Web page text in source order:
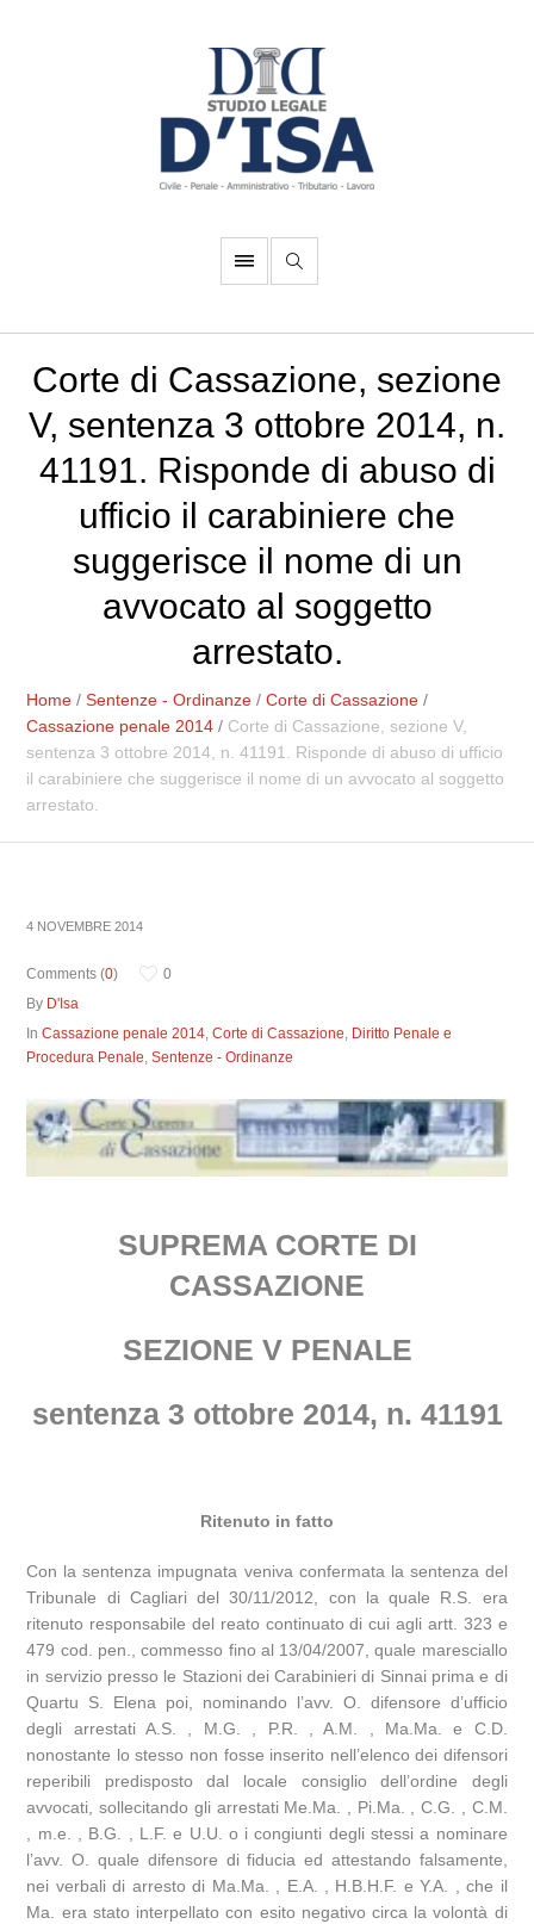
Corte di Cassazione, sezione
V, sentenza 3 ottobre 2014, n.
41191. Risponde di abuso di
ufficio il carabiniere che
suggerisce il nome di un
avvocato al soggetto
arrestato.
Home /Sentenze - Ordinanze /Corte di Cassazione /
Cassazione penale 2014 / Corte di Cassazione, sezione V,
sentenza 3 ottobre 2014, n. 41191. Risponde di abuso di ufficio
il carabiniere che suggerisce il nome di un avvocato al soggetto
arrestato.
4 NOVEMBRE 2014
Comments (0)
0
By D'Isa
InCassazione penale 2014,Corte di Cassazione, Diritto Penale e
Procedura Penale,Sentenze - Ordinanze
SUPREMA CORTE DI
CASSAZIONE
SEZIONE V PENALE
sentenza 3 ottobre 2014, n. 41191
Ritenuto in fatto
Con la sentenza impugnata veniva confermata la sentenza del
Tribunale di Cagliari del 30/11/2012, con la quale R.S. era
ritenuto responsabile del reato continuato di cui agli artt. 323 e
479 cod. pen., commesso fino al 13/04/2007, quale maresciallo
in servizio presso le Stazioni dei Carabinieri di Sinnai prima e di
Quartu S. Elena poi, nominando l’avv. O. difensore d’ufficio
degli arrestati A.S. , M.G. , P.R. , A.M. , Ma.Ma. e C.D.
nonostante lo stesso non fosse inserito nell’elenco dei difensori
reperibili predisposto dal locale consiglio dell’ordine degli
avvocati, sollecitando gli arrestati Me.Ma. , Pi.Ma. , C.G. , C.M.
, m.e. , B.G. , L.F. e U.U. o i congiunti degli stessi a nominare
l’avv. O. quale difensore di fiducia ed attestando falsamente,
nei verbali di arresto di Ma.Ma. , E.A. , H.B.H.F. e Y.A. , che il
Ma. era stato interpellato con esito negativo circa la volontà di